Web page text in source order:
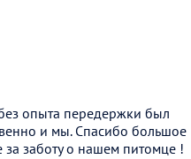
опыта передержки был
и мы. Спасибо большое
за заботу о нашем питомце !